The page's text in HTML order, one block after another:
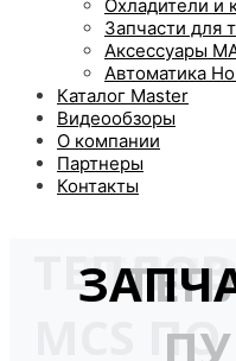
Охладители и
Запчасти для
Аксессуары
Автоматика
Каталог Master
Видеообзоры
О компании
Партнеры
Контакты
MCS